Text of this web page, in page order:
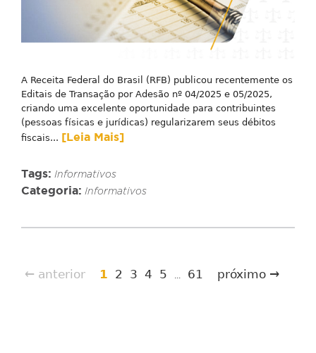
A Receita Federal do Brasil (RFB) publicou recentemente os
Editais de Transação por Adesão nº 04/2025 e 05/2025,
criando uma excelente oportunidade para contribuintes
(pessoas físicas e jurídicas) regularizarem seus débitos
fiscais... [Leia Mais]
Tags: Informativos
Categoria: Informativos
← anterior 1 2 3 4 5 ... 61 próximo →